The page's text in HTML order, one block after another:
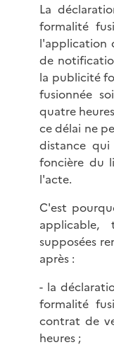
La
formalité
l'application
de
la publicité
fusionnée
quatre
ce délai ne
distance
foncière du
l'acte.
C'est
applicable,
supposées
après :
- la
formalité
contrat de
heures ;